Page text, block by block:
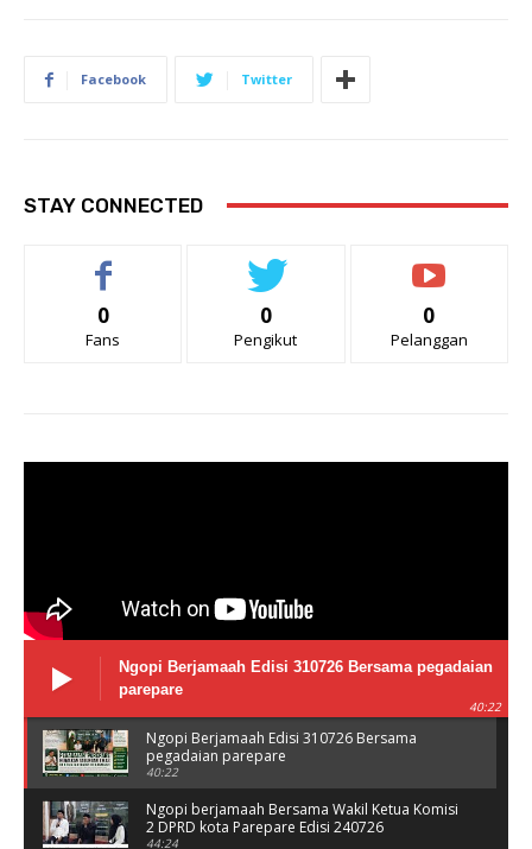
Facebook Twitter
STAY CONNECTED
0
Fans
0
Pengikut
0
Pelanggan
Ngopi Berjamaah Edisi 310726 Bersama pegadaian
parepare
40:22
Ngopi Berjamaah Edisi 310726 Bersama
pegadaian parepare
40:22
Ngopi berjamaah Bersama Wakil Ketua Komisi
2 DPRD kota Parepare Edisi 240726
44:24